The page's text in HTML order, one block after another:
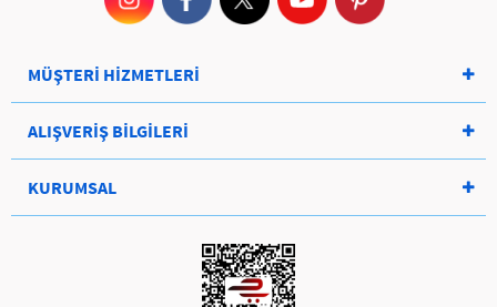
MÜŞTERİ HİZMETLERİ
ALIŞVERİŞ BİLGİLERİ
KURUMSAL